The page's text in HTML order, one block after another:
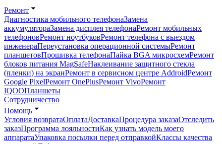
Ремонт
Диагностика мобильного телефонаЗамена
аккумулятораЗамена дисплея телефонаРемонт мобильных
телефоновРемонт ноутбуковРемонт телефона с выездом
инженераПереустановка операционной системыРемонт
планшетовПрошивка телефонаПайка BGA микросхемРемонт
блоков питания MagSafeНаклеивание защитного стекла
(пленки) на экранРемонт в сервисном центре AddroidРемонт
Google PixelРемонт OnePlusРемонт VivoРемонт
IQOOПланшеты
Сотрудничество
Помощь
Условия возвратаОплатаДоставкаПроцедура заказаОтследить
заказПрограмма лояльностиКак узнать модель моего
аппаратаУпаковка посылки перед отправкойКлассы качества